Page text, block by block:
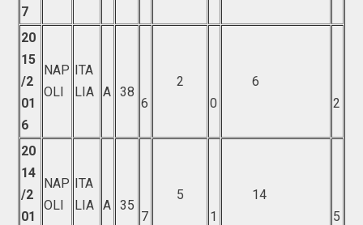
7
20
15
/2
01
6
NAP
OLI
ITA
LIA A 38
6
2
0
6
2
20
14
/2
01
NAP
OLI
ITA
LIA A 35
7
5
1
14
5